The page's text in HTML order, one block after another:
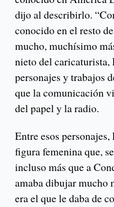
dijo al describirlo.
conocido en el resto
mucho, muchísimo
nieto del caricaturista,
personajes y trabajos
que la comunicación
del papel y la radio.
Entre esos
figura femenina que,
incluso más que a
amaba dibujar mucho
era el que le daba de